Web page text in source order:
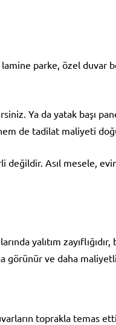
parke, özel duvar
Ya da yatak başı
de tadilat maliyeti
değildir. Asıl mesele,
yalıtım zayıflığıdır,
görünür ve daha
toprakla temas